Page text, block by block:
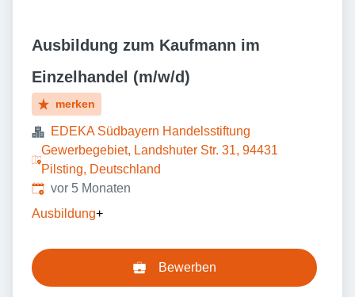
Ausbildung zum Kaufmann im
Einzelhandel (m/w/d)
merken
EDEKA Südbayern Handelsstiftung
Gewerbegebiet, Landshuter Str. 31, 94431
Pilsting, Deutschland
Veröffentlicht:
vor 5 Monaten
Ausbildung+
Bewerben